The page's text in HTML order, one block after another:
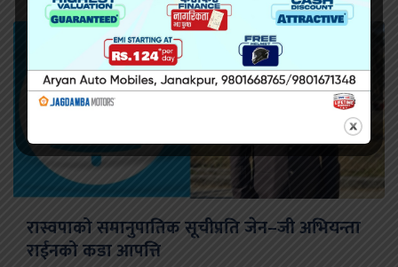
रास्वपाको समानुपातिक सूचीप्रति जेन–जी अभियन्ता
राईनको कडा आपत्ति